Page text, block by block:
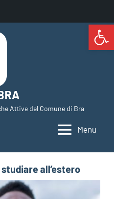
Attive del Comune di Bra
Menu
all’estero